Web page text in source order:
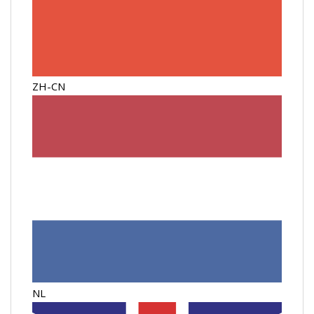
ZH-CN
NL